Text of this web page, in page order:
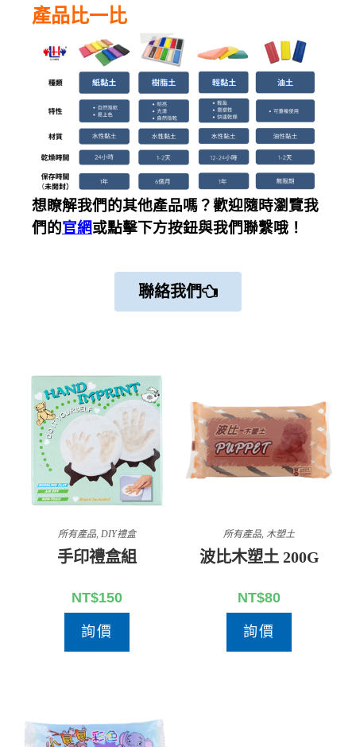
產品比一比
想瞭解我們的其他產品嗎？歡迎隨時瀏覽我
們的官網或點擊下方按鈕與我們聯繫哦！
聯絡我們
所有產品, DIY禮盒
手印禮盒組
NT$150
詢價
所有產品, 木塑土
波比木塑土 200G
NT$80
詢價